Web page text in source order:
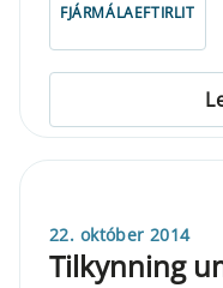
FJÁRMÁLAEFTIRLIT
22. október 2014
Tilkynning